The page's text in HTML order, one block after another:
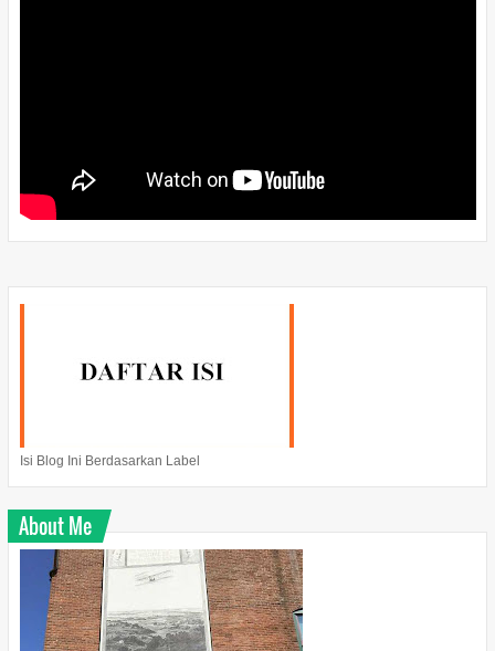
Isi Blog Ini Berdasarkan Label
About Me